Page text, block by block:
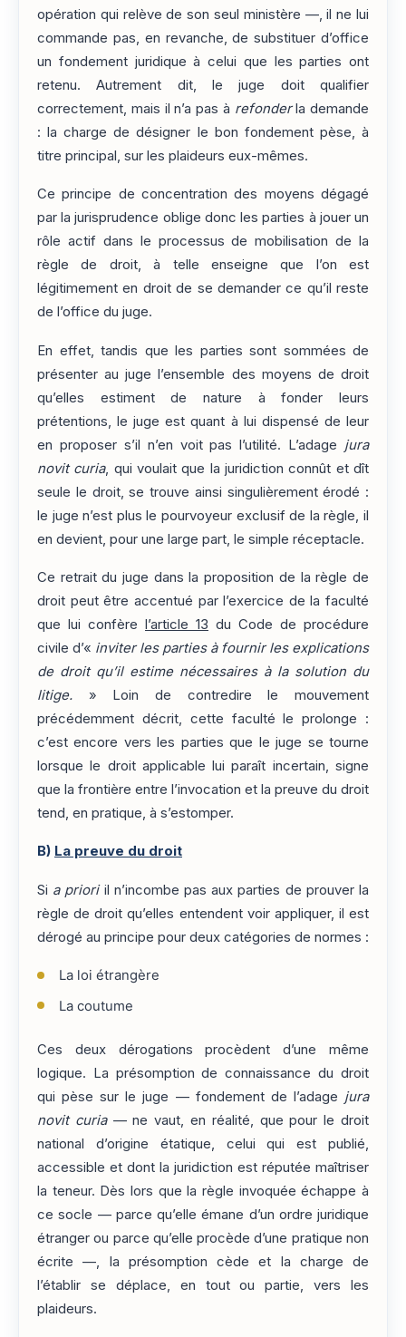
opération qui relève de son seul ministère —, il ne lui
commande pas, en revanche, de substituer d’office
un fondement juridique à celui que les parties ont
retenu. Autrement dit, le juge doit qualifier
correctement, mais il n’a pas à refonderla demande
: la charge de désigner le bon fondement pèse, à
titre principal, sur les plaideurs eux-mêmes.
Ce principe de concentration des moyens dégagé
par la jurisprudence oblige donc les parties à jouer un
rôle actif dans le processus de mobilisation de la
règle de droit, à telle enseigne que l’on est
légitimement en droit de se demander ce qu’il reste
de l’office du juge.
En effet, tandis que les parties sont sommées de
présenter au juge l’ensemble des moyens de droit
qu’elles estiment de nature à fonder leurs
prétentions, le juge est quant à lui dispensé de leur
en proposer s’il n’en voit pas l’utilité. L’adage jura
novit curia, qui voulait que la juridiction connût et dît
seule le droit, se trouve ainsi singulièrement érodé :
le juge n’est plus le pourvoyeur exclusif de la règle, il
en devient, pour une large part, le simple réceptacle.
Ce retrait du juge dans la proposition de la règle de
droit peut être accentué par l’exercice de la faculté
que lui confère l’article 13 du Code de procédure
civile d’« inviter les parties à fournir les explications
de droit qu’il estime nécessaires à la solution du
litige. » Loin de contredire le mouvement
précédemment décrit, cette faculté le prolonge :
c’est encore vers les parties que le juge se tourne
lorsque le droit applicable lui paraît incertain, signe
que la frontière entre l’invocation et la preuve du droit
tend, en pratique, à s’estomper.
B) La preuve du droit
Si a prioriil n’incombe pas aux parties de prouver la
règle de droit qu’elles entendent voir appliquer, il est
dérogé au principe pour deux catégories de normes :
La loi étrangère
La coutume
Ces deux dérogations procèdent d’une même
logique. La présomption de connaissance du droit
qui pèse sur le juge — fondement de l’adage jura
novit curia— ne vaut, en réalité, que pour le droit
national d’origine étatique, celui qui est publié,
accessible et dont la juridiction est réputée maîtriser
la teneur. Dès lors que la règle invoquée échappe à
ce socle — parce qu’elle émane d’un ordre juridique
étranger ou parce qu’elle procède d’une pratique non
écrite —, la présomption cède et la charge de
l’établir se déplace, en tout ou partie, vers les
plaideurs.